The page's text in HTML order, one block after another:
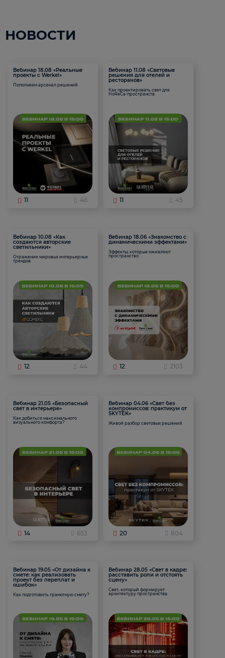
НОВОСТИ
Вебинар 18.08 «Реальные
проекты с Werkel»
Пополняем арсенал решений
11 46
Вебинар 11.08 «Световые
решения для отелей и
ресторанов»
Как проектировать свет для
HoReCa-пространств
11 45
Вебинар 10.08 «Как
создаются авторские
светильники»
Отражение мировых интерьерных
трендов
12 44
Вебинар 18.06 «Знакомство с
динамическими эффектами»
Эффекты, которые оживляют
пространство
12 2103
Вебинар 21.05 «Безопасный
свет в интерьере»
Как добиться максимального
визуального комфорта?
14 653
Вебинар 04.06 «Свет без
компромиссов: практикум от
SKYTEK»
Живой разбор световых решений
20 804
Вебинар 19.05 «От дизайна к
смете: как реализовать
проект без переплат и
ошибок»
Как подготовить грамотную смету?
Вебинар 28.05 «Свет в кадре:
расставить роли и отстоять
сцену»
Свет, который формирует
архитектуру пространства.